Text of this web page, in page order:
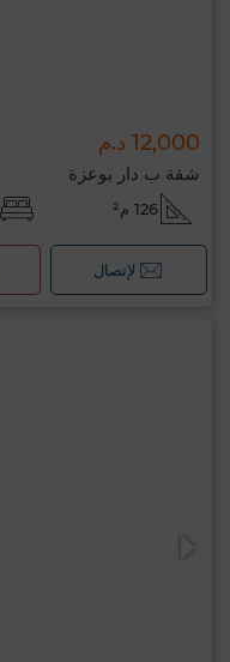
12,000 د.م
شقة ب دار بوعزة
126 م²
لإتصال